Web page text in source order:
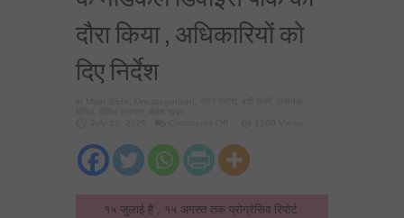
दौरा किया , अधिकारियों को
दिए निर्देश
के
सहालकार
अवनीश
अवस्थी
प्राधिकरण
१५ जुलाई है , १५ अगस्त तक प्रोग्रेसिव रिपोर्ट